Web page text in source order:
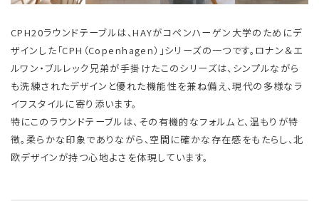
CPH20ラウンドテーブルは、HAYがコペンハーゲン大学のためにデ
ザインした「CPH（Copenhagen）」シリーズの一つです。ロナン＆エ
ルワン・ブルレック兄弟が手掛けたこのシリーズは、シンプルながら
も洗練されたデザインと優れた機能性を兼ね備え、現代の多様なラ
イフスタイルに寄り添います。
特にこのラウンドテーブルは、その有機的なフォルムと、温もりが特
徴。柔らかな印象でありながら、空間に確かな存在感をもたらし、北
欧デザインが持つ心地よさを体現しています。